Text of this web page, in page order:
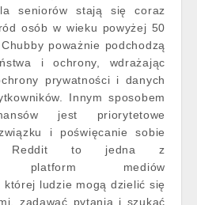
seniorów stają się coraz
osób w wieku powyżej 50
poważnie podchodzą
i ochrony, wdrażając
prywatności i danych
Innym sposobem
jest priorytetowe
i poświęcanie sobie
Reddit to jedna z
platform mediów
której ludzie mogą dzielić się
zadawać pytania i szukać